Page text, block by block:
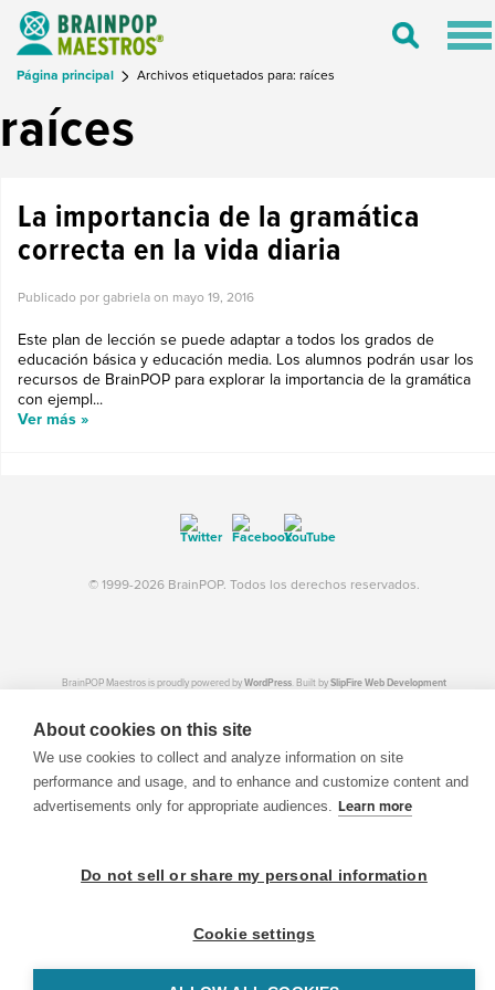
Toggle
Página principal Archivos etiquetados para: raíces
raíces
La importancia de la gramática
correcta en la vida diaria
Publicado por gabriela on mayo 19, 2016
Este plan de lección se puede adaptar a todos los grados de
educación básica y educación media. Los alumnos podrán usar los
recursos de BrainPOP para explorar la importancia de la gramática
con ejempl...
Ver más »
© 1999-2026 BrainPOP. Todos los derechos reservados.
BrainPOP Maestros is proudly powered byWordPress. Built bySlipFire Web Development
About cookies on this site
We use cookies to collect and analyze information on site
performance and usage, and to enhance and customize content and
advertisements only for appropriate audiences. Learn more
Do not sell or share my personal information
Cookie settings